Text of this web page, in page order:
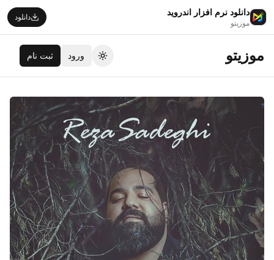
دانلود نرم افزار اندروید
موزیتو
دانلود
موزیتو تغییر تم
ورود ثبت نام